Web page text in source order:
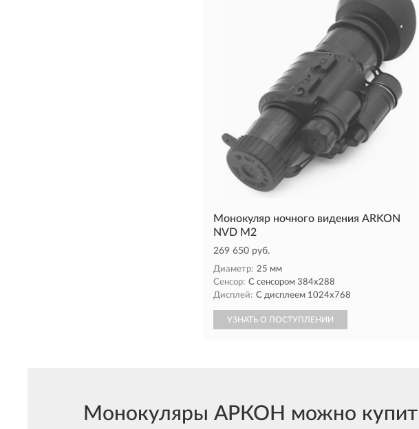
Монокуляр ночного видения ARKON
NVD M2
269 650 руб.
Диаметр: 25 мм
Сенсор: С сенсором 384x288
Дисплей: С дисплеем 1024x768
УЗНАТЬ О ПОСТУПЛЕНИИ
Монокуляры АРКОН можно